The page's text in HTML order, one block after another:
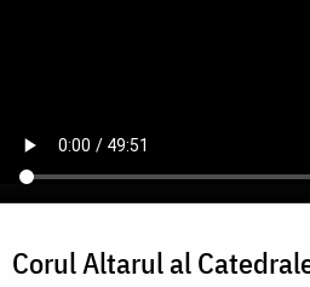
Corul Altarul al